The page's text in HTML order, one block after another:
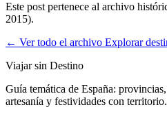
Este post pertenece al archivo
2015).
← Ver todo el archivo Explorar
Viajar sin Destino
Guía temática de España:
artesanía y festividades con territorio.